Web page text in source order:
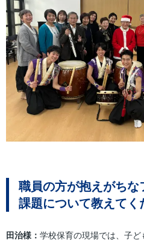
職員の方が抱えがちな
課題について教えてく
田治様： 学校保育の現場では、子ど